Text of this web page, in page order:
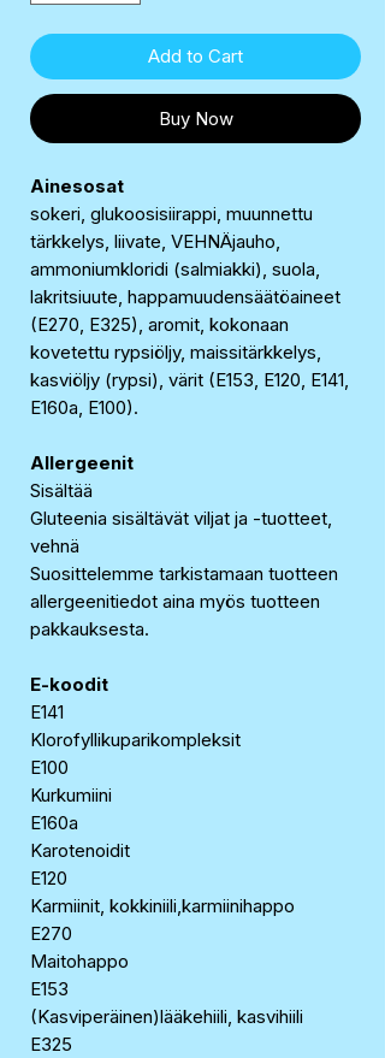
Add to Cart
Buy Now
Ainesosat
sokeri, glukoosisiirappi, muunnettu
tärkkelys, liivate, VEHNÄjauho,
ammoniumkloridi (salmiakki), suola,
lakritsiuute, happamuudensäätöaineet
(E270, E325), aromit, kokonaan
kovetettu rypsiöljy, maissitärkkelys,
kasviöljy (rypsi), värit (E153, E120, E141,
E160a, E100).
Allergeenit
Sisältää
Gluteenia sisältävät viljat ja -tuotteet,
vehnä
Suosittelemme tarkistamaan tuotteen
allergeenitiedot aina myös tuotteen
pakkauksesta.
E-koodit
E141
Klorofyllikuparikompleksit
E100
Kurkumiini
E160a
Karotenoidit
E120
Karmiinit, kokkiniili,karmiinihappo
E270
Maitohappo
E153
(Kasviperäinen)lääkehiili, kasvihiili
E325